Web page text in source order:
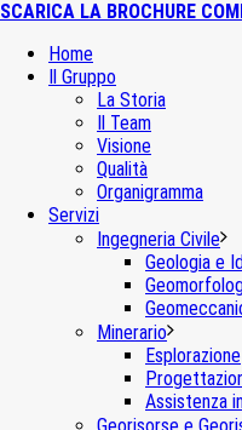
SCARICA LA BROCHURE
Home
Il Gruppo
La Storia
Il Team
Visione
Qualità
Organigramma
Servizi
Ingegneria Civile
Geologia e
Minerario
Esplorazione
Assistenza
TUTTI I PROGETTI
DIGHE E IMPIANTI
ALTRE
Raddoppio ferroviario
Lotto funzionale